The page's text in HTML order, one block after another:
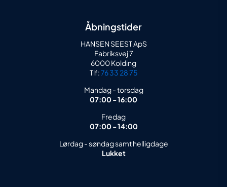
Åbningstider
HANSEN SEEST ApS
Fabriksvej 7
6000 Kolding
Tlf:76 33 28 75
Mandag - torsdag
07:00 - 16:00
Fredag
07:00 - 14:00
Lørdag - søndag samt helligdage
Lukket